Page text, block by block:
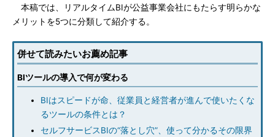
本稿では、リアルタイムBIが公益事業会社にもたらす明らかな
メリットを5つに分類して紹介する。
併せて読みたいお薦め記事
BIツールの導入で何が変わる
BIはスピードが命、従業員と経営者が進んで使いたくな
るツールの条件とは？
セルフサービスBIの“落とし穴”、使って分かるその限界